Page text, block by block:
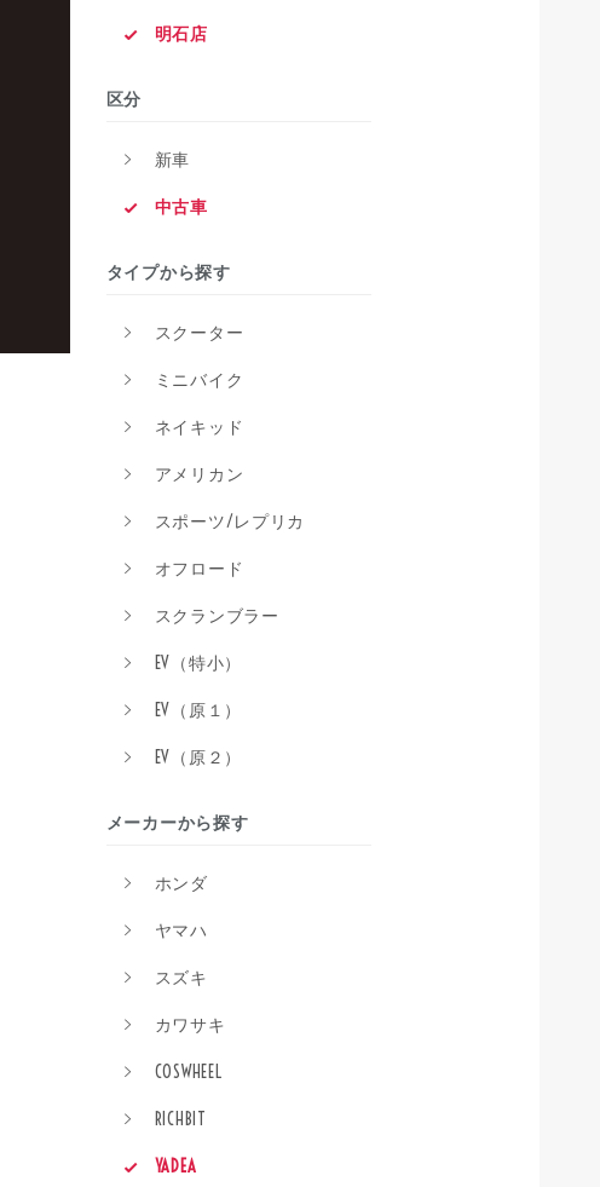
明石店
区分
新車
中古車
タイプから探す
スクーター
ミニバイク
ネイキッド
アメリカン
スポーツ/レプリカ
オフロード
スクランブラー
EV（特小）
EV（原１）
EV（原２）
メーカーから探す
ホンダ
ヤマハ
スズキ
カワサキ
COSWHEEL
RICHBIT
YADEA